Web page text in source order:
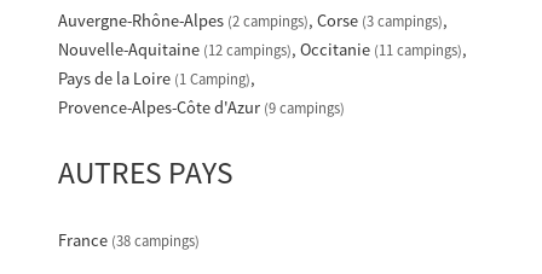
Auvergne-Rhône-Alpes (2 campings) Corse (3 campings)
Nouvelle-Aquitaine (12 campings) Occitanie (11 campings)
Pays de la Loire (1 Camping)
Provence-Alpes-Côte d'Azur (9 campings)
AUTRES PAYS
France (38 campings)